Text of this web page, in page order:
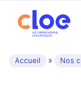
Accueil » Nos